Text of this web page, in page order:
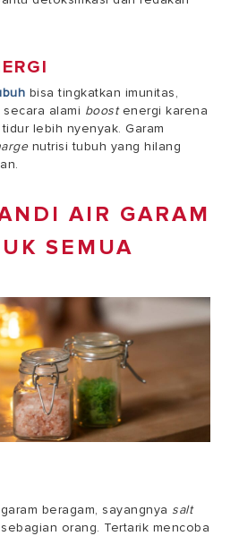
bisa tingkatkan imunitas,
alami boostenergi karena
lebih nyenyak. Garam
nutrisi tubuh yang hilang
AIR GARAM
SEMUA
beragam, sayangnya salt
orang. Tertarik mencoba